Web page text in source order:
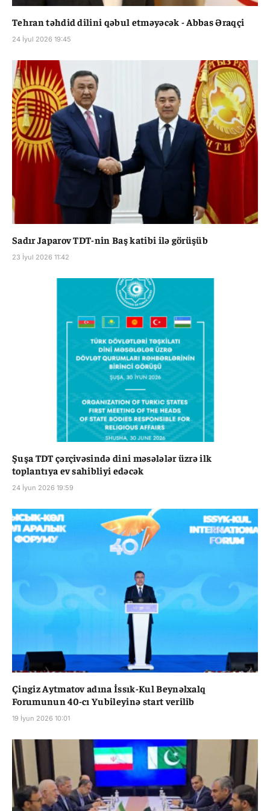
Tehran təhdid dilini qəbul etməyəcək - Abbas Əraqçi
24 İyul 2026 19:45
Sadır Japarov TDT-nin Baş katibi ilə görüşüb
23 İyul 2026 11:42
Şuşa TDT çərçivəsində dini məsələlər üzrə ilk
toplantıya ev sahibliyi edəcək
24 İyun 2026 19:59
Çingiz Aytmatov adına İssık-Kul Beynəlxalq
Forumunun 40-cı Yubileyinə start verilib
19 İyun 2026 10:01